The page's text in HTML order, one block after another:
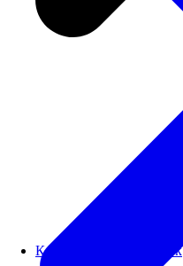
Картографический блок